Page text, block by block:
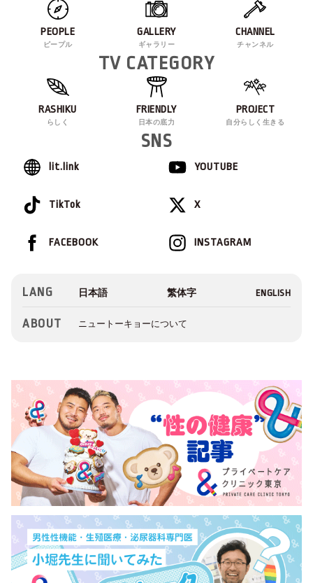
PEOPLE
ピープル
GALLERY
ギャラリー
CHANNEL
チャンネル
TV CATEGORY
RASHIKU
らしく
FRIENDLY
日本の底力
PROJECT
自分らしく生きる
SNS
lit.link YOUTUBE
TikTok X
INSTAGRAM
FACEBOOK
LANG
ABOUT ニュートーキョーについて